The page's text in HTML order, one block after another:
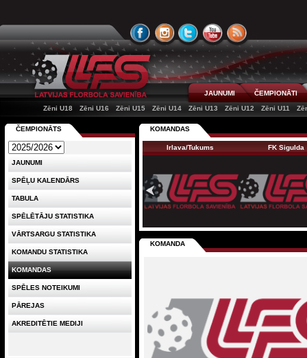
JAUNUMI
ČEMPIONĀTI
Zēni U18
Zēni U16 Zēni U15 Zēni U14 Zēni U13 Zēni U12 Zēni U11
KOMANDAS
Irlava/Tukums FK Sigulda
KOMANDA
ČEMPIONĀTS
JAUNUMI
SPĒĻU KALENDĀRS
TABULA
SPĒLĒTĀJU STATISTIKA
VĀRTSARGU STATISTIKA
KOMANDU STATISTIKA
KOMANDAS
SPĒLES NOTEIKUMI
PĀREJAS
AKREDITĒTIE MEDIJI